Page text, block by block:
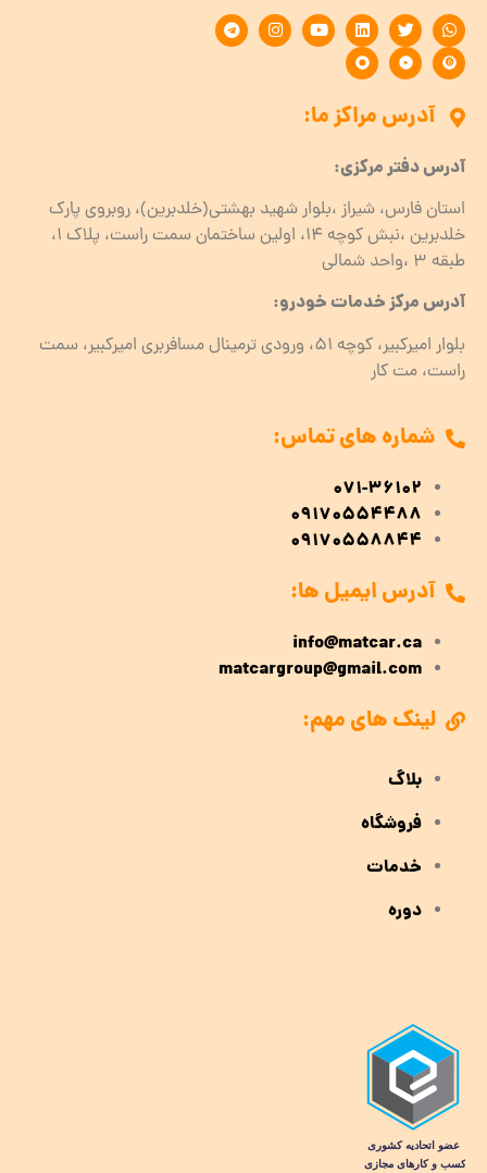
آدرس مراکز ما:
آدرس دفتر مرکزی:
استان فارس، شیراز ،بلوار شهید بهشتی(خلدبرین)، روبروی پارک
خلدبرین ،نبش کوچه ۱۴، اولین ساختمان سمت راست، پلاک 1،
طبقه ۳ ،واحد شمالی
آدرس مرکز خدمات خودرو:
بلوار امیرکبیر، کوچه 51، ورودی ترمینال مسافربری امیرکبیر، سمت
راست، مت کار
شماره های تماس:
071-36102
09170554488
09170558844
آدرس ایمیل ها:
info@matcar.ca
matcargroup@gmail.com
لینک های مهم:
بلاگ
فروشگاه
خدمات
دوره